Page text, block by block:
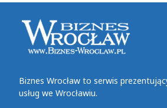
Biznes Wrocław to serwis
usług we Wrocławiu.